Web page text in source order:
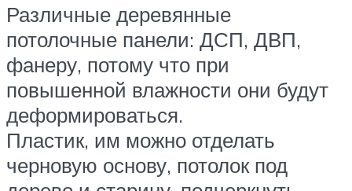
Различные деревянные
потолочные панели: ДСП, ДВП,
фанеру, потому что при
повышенной влажности они будут
деформироваться.
Пластик, им можно отделать
черновую основу, потолок под